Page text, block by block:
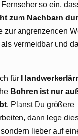
so ein,
zum Nachbarn
zur angrenzenden
vermeidbar und
für
Bohren ist nur
. Planst Du größere
dann lege
lieber auf